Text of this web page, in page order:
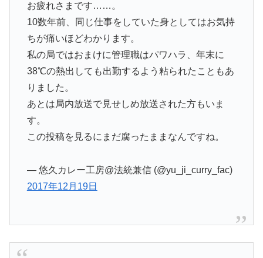
お疲れさまです……。
10数年前、同じ仕事をしていた身としてはお気持
ちが痛いほどわかります。
私の局ではおまけに管理職はパワハラ、年末に
38℃の熱出しても出勤するよう粘られたこともあ
りました。
あとは局内放送で見せしめ放送された方もいま
す。
この投稿を見るにまだ腐ったままなんですね。
— 悠久カレー工房@法統兼信 (@yu_ji_curry_fac)
2017年12月19日